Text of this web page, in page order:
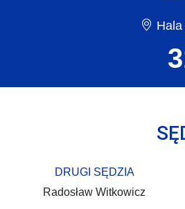
DRUGI SĘDZIA
Radosław Witkowicz